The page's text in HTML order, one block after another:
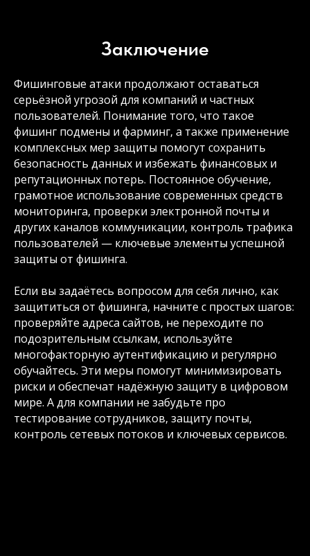
Заключение
Фишинговые атаки продолжают оставаться
серьёзной угрозой для компаний и частных
пользователей. Понимание того, что такое
фишинг подмены и фарминг, а также применение
комплексных мер защиты помогут сохранить
безопасность данных и избежать финансовых и
репутационных потерь. Постоянное обучение,
грамотное использование современных средств
мониторинга, проверки электронной почты и
других каналов коммуникации, контроль трафика
пользователей — ключевые элементы успешной
защиты от фишинга.
Если вы задаётесь вопросом для себя лично, как
защититься от фишинга, начните с простых шагов:
проверяйте адреса сайтов, не переходите по
подозрительным ссылкам, используйте
многофакторную аутентификацию и регулярно
обучайтесь. Эти меры помогут минимизировать
риски и обеспечат надёжную защиту в цифровом
мире. А для компании не забудьте про
тестирование сотрудников, защиту почты,
контроль сетевых потоков и ключевых сервисов.